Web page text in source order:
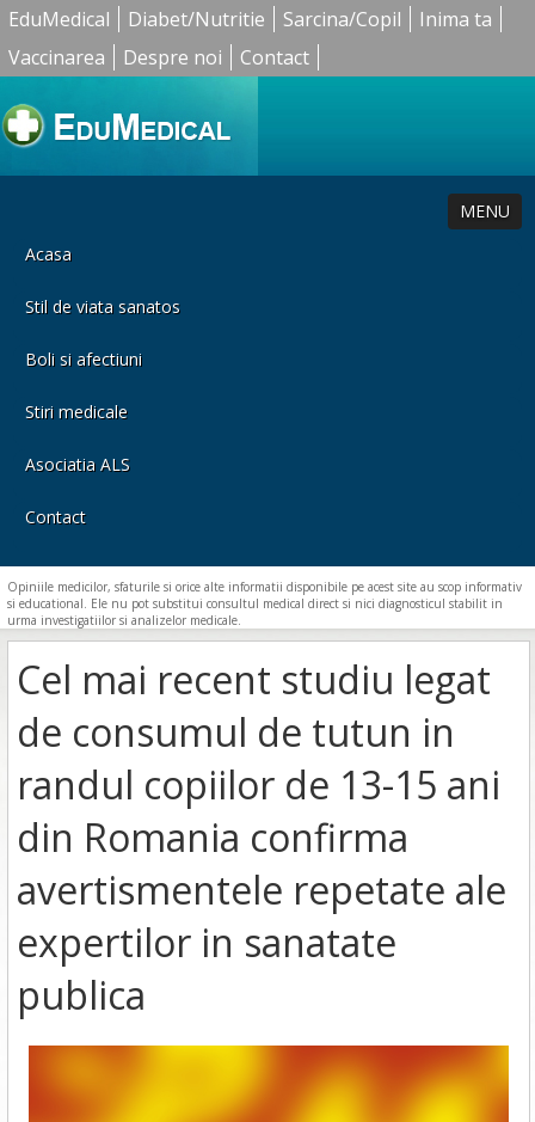
EduMedical Diabet/Nutritie Sarcina/Copil
Inima ta
Vaccinarea
Despre noi Contact
MENU
Acasa
Stil de viata sanatos
Boli si afectiuni
Stiri medicale
Asociatia ALS
Contact
Opiniile medicilor, sfaturile si orice alte informatii disponibile pe acest site au scop informativ
si educational. Ele nu pot substitui consultul medical direct si nici diagnosticul stabilit in
urma investigatiilor si analizelor medicale.
Cel mai recent studiu legat
de consumul de tutun in
randul copiilor de 13-15 ani
din Romania confirma
avertismentele repetate ale
expertilor in sanatate
publica